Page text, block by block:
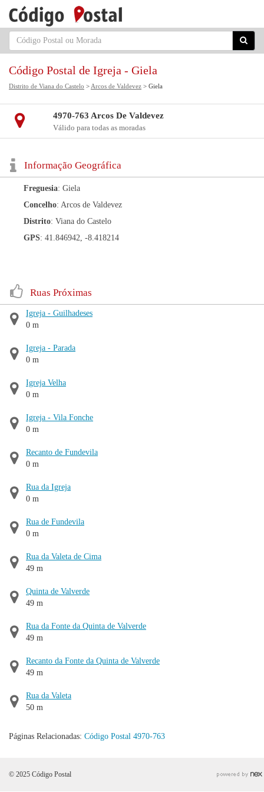
Código Postal de Igreja - Giela
Distrito de Viana do Castelo > Arcos de Valdevez > Giela
4970-763 Arcos De Valdevez
Válido para todas as moradas
Informação Geográfica
Freguesia: Giela
Concelho: Arcos de Valdevez
Distrito: Viana do Castelo
GPS: 41.846942, -8.418214
Ruas Próximas
Igreja - Guilhadeses
0 m
Igreja - Parada
0 m
Igreja Velha
0 m
Igreja - Vila Fonche
0 m
Recanto de Fundevila
0 m
Rua da Igreja
0 m
Rua de Fundevila
0 m
Rua da Valeta de Cima
49 m
Quinta de Valverde
49 m
Rua da Fonte da Quinta de Valverde
49 m
Recanto da Fonte da Quinta de Valverde
49 m
Rua da Valeta
50 m
Páginas Relacionadas: Código Postal 4970-763
© 2025 Código Postal